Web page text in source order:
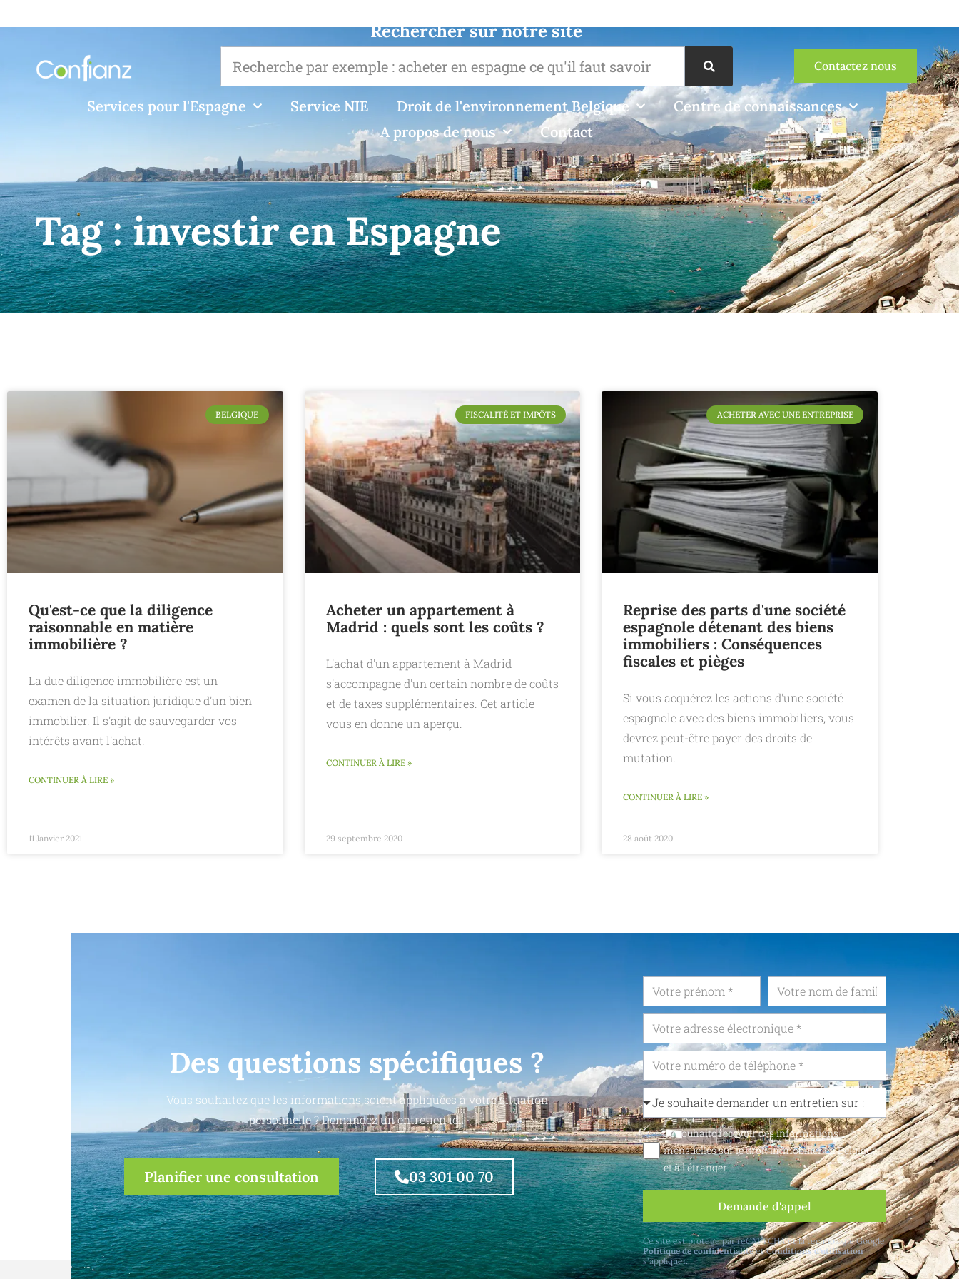
Rechercher sur notre site
Contactez nous
Services pour l'Espagne Service NIE Droit de l'environnement Belgique
Centre de connaissances
A propos de nous
Contact
Tag :investir en Espagne
BELGIQUE
Qu'est-ce que la diligence
raisonnable en matière
immobilière ?
La due diligence immobilière est un
examen de la situation juridique d'un bien
immobilier. Il s'agit de sauvegarder vos
intérêts avant l'achat.
CONTINUER À LIRE »
11 Janvier 2021
FISCALITÉ ET IMPÔTS
Acheter un appartement à
Madrid : quels sont les coûts ?
L'achat d'un appartement à Madrid
s'accompagne d'un certain nombre de coûts
et de taxes supplémentaires. Cet article
vous en donne un aperçu.
CONTINUER À LIRE »
29 septembre 2020
ACHETER AVEC UNE ENTREPRISE
Reprise des parts d'une société
espagnole détenant des biens
immobiliers : Conséquences
fiscales et pièges
Si vous acquérez les actions d'une société
espagnole avec des biens immobiliers, vous
devrez peut-être payer des droits de
mutation.
CONTINUER À LIRE »
28 août 2020
Des questions spécifiques ?
Vous souhaitez que les informations soient appliquées à votre situation
personnelle ? Demandez un entretien ici.
Planifier une consultation 03 301 00 70
Je souhaite recevoir des informations
mensuelles sur le droit immobilier en Belgique
et à l'étranger.
Demande d'appel
Ce site est protégé par reCAPTCHA et la technologie Google
Politique de confidentialitéetConditions d'utilisation
s'appliquer.